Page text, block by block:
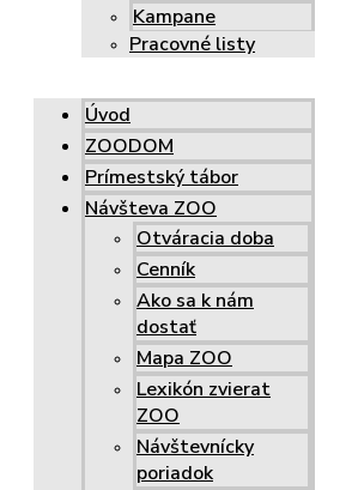
Kampane
Pracovné listy
Úvod
ZOODOM
Prímestský tábor
Návšteva ZOO
Otváracia doba
Cenník
Ako sa k nám
dostať
Mapa ZOO
Lexikón zvierat
ZOO
Návštevnícky
poriadok